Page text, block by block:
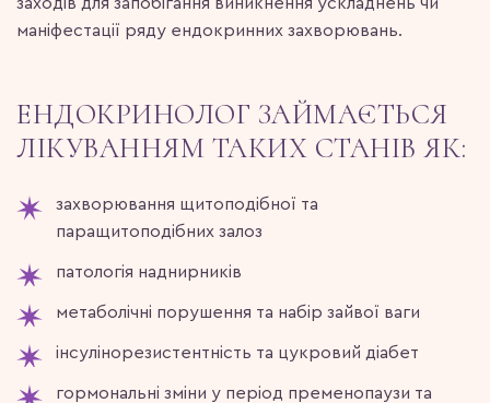
маніфестації ряду ендокринних захворювань.
ЕНДОКРИНОЛОГ ЗАЙМАЄТЬСЯ
ЛІКУВАННЯМ ТАКИХ СТАНІВ ЯК:
захворювання щитоподібної та
паращитоподібних залоз
патологія наднирників
метаболічні порушення та набір зайвої ваги
інсулінорезистентність та цукровий діабет
гормональні зміни у період пременопаузи та